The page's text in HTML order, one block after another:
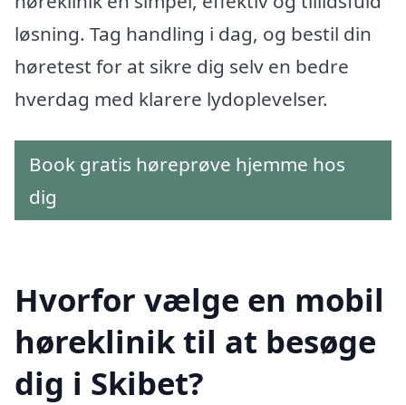
løsning. Tag handling i dag, og bestil din
høretest for at sikre dig selv en bedre
hverdag med klarere lydoplevelser.
Book gratis høreprøve hjemme hos
dig
Hvorfor vælge en mobil
høreklinik til at besøge
dig i Skibet?